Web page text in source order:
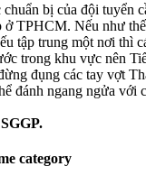
bị của đội tuyển
TPHCM. Nếu như
tập trung một nơi thì
trong khu vực nên
đụng các tay vợt
đánh ngang ngửa với
category